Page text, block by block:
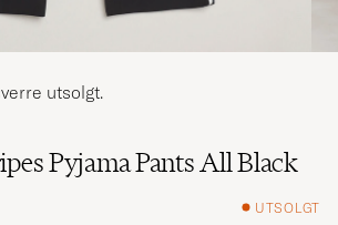
Pyjama Pants All Black
UTSOLGT
utsolgt.